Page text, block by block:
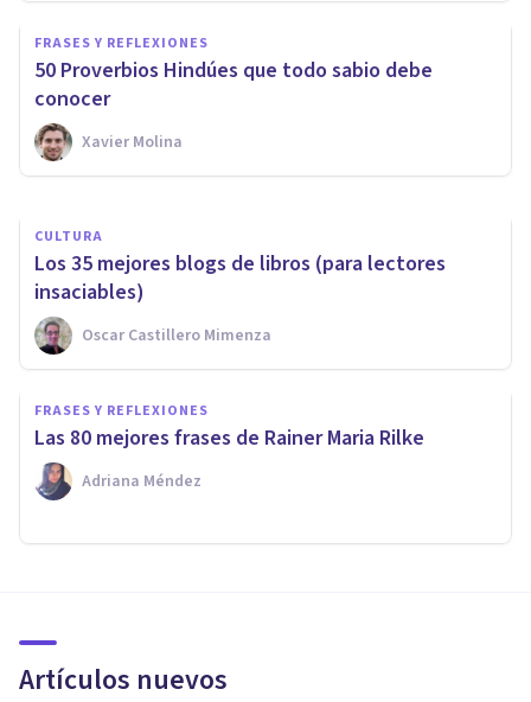
FRASES Y REFLEXIONES
50 Proverbios Hindúes que todo sabio debe
conocer
Xavier Molina
Qué es el Posestructuralismo y
cómo afecta a la Psicología
Grecia Guzmán Martínez
CULTURA
Los 35 mejores blogs de libros (para lectores
insaciables)
Oscar Castillero Mimenza
FRASES Y REFLEXIONES
Las 80 mejores frases de Rainer Maria Rilke
Adriana Méndez
Artículos nuevos